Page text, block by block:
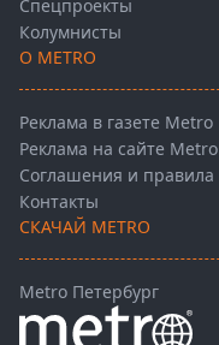
Спецпроекты
Колумнисты
О METRO
Реклама в газете Metro
Реклама на сайте Metro
Соглашения и правила
Контакты
СКАЧАЙ METRO
Metro Петербург